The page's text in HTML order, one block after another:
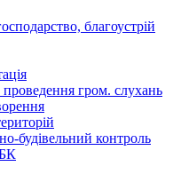
благоустрій
гром. слухань
будівельний контроль